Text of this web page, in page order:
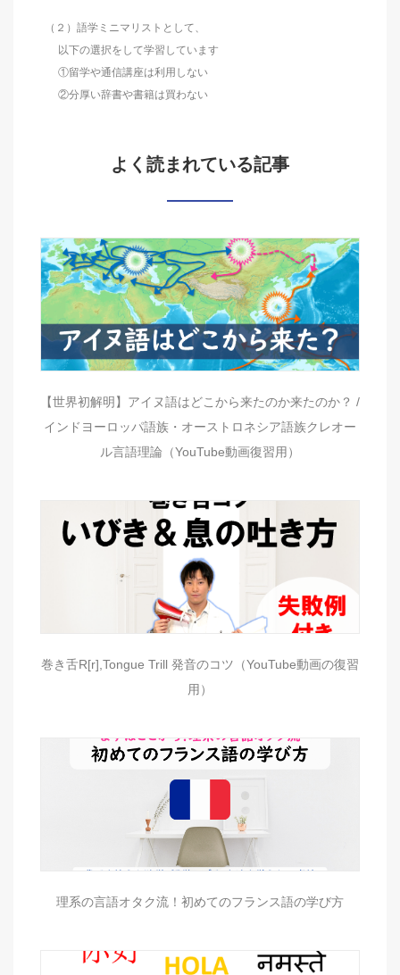
（２）語学ミニマリストとして、
以下の選択をして学習しています
①留学や通信講座は利用しない
②分厚い辞書や書籍は買わない
よく読まれている記事
【世界初解明】アイヌ語はどこから来たのか来たのか？ /
インドヨーロッパ語族・オーストロネシア語族クレオー
ル言語理論（YouTube動画復習用）
巻き舌R[r],Tongue Trill 発音のコツ（YouTube動画の復習
用）
理系の言語オタク流！初めてのフランス語の学び方